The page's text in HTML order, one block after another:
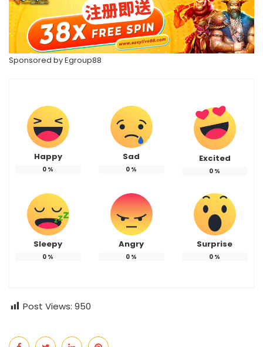
Sponsored byEgroup88
Happy
0 %
Sad
0 %
Excited
0 %
Sleepy
0 %
Angry
0 %
Surprise
0 %
Post Views: 950